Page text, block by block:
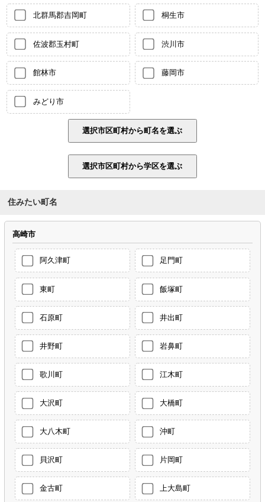
北群馬郡吉岡町 桐生市
佐波郡玉村町 渋川市
館林市 藤岡市
みどり市
住みたい町名
高崎市
阿久津町 足門町
東町 飯塚町
石原町 井出町
井野町 岩鼻町
歌川町 江木町
大沢町 大橋町
大八木町 沖町
貝沢町 片岡町
金古町 上大島町